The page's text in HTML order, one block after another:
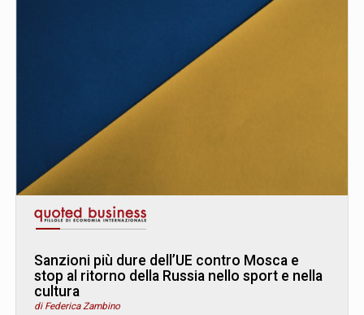
Sanzioni più dure dell’UE contro Mosca e
stop al ritorno della Russia nello sport e nella
cultura
di Federica Zambino